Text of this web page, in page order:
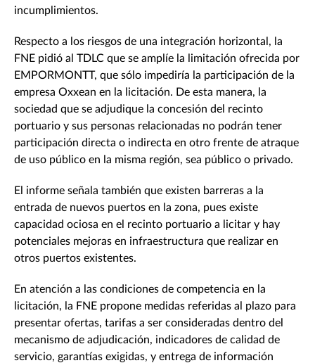
incumplimientos.
Respecto a los riesgos de una integración horizontal, la
FNE pidió al TDLC que se amplíe la limitación ofrecida por
EMPORMONTT, que sólo impediría la participación de la
empresa Oxxean en la licitación. De esta manera, la
sociedad que se adjudique la concesión del recinto
portuario y sus personas relacionadas no podrán tener
participación directa o indirecta en otro frente de atraque
de uso público en la misma región, sea público o privado.
El informe señala también que existen barreras a la
entrada de nuevos puertos en la zona, pues existe
capacidad ociosa en el recinto portuario a licitar y hay
potenciales mejoras en infraestructura que realizar en
otros puertos existentes.
En atención a las condiciones de competencia en la
licitación, la FNE propone medidas referidas al plazo para
presentar ofertas, tarifas a ser consideradas dentro del
mecanismo de adjudicación, indicadores de calidad de
servicio, garantías exigidas, y entrega de información